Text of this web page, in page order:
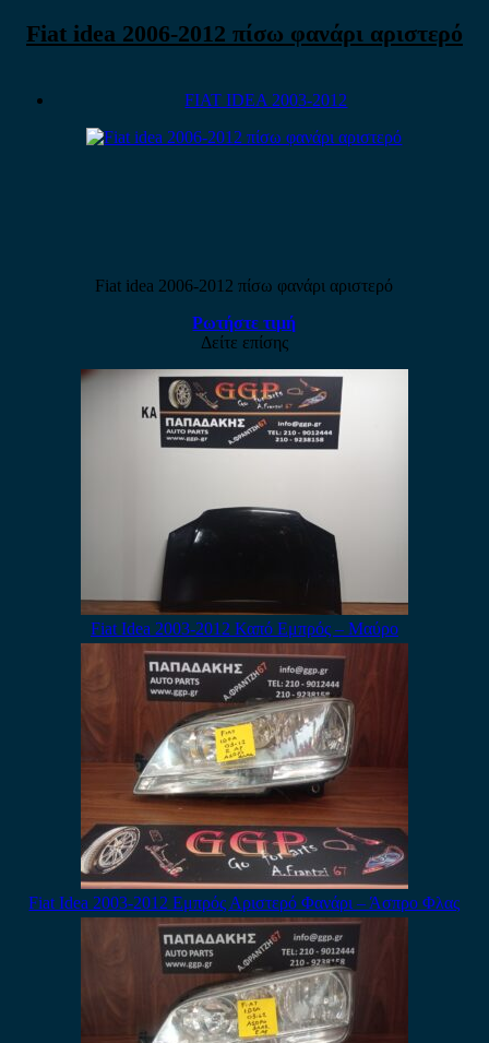
Fiat idea 2006-2012 πίσω φανάρι αριστερό
FIAT IDEA 2003-2012
Fiat idea 2006-2012 πίσω φανάρι αριστερό
Ρωτήστε τιμή
Δείτε επίσης
Fiat Idea 2003-2012 Καπό Εμπρός – Μαύρο
Fiat Idea 2003-2012 Εμπρός Αριστερό Φανάρι – Άσπρο Φλας